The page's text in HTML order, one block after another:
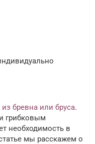
бревна или бруса.
грибковым
необходимость в
мы расскажем о